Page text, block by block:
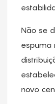
Não se
espuma
novo